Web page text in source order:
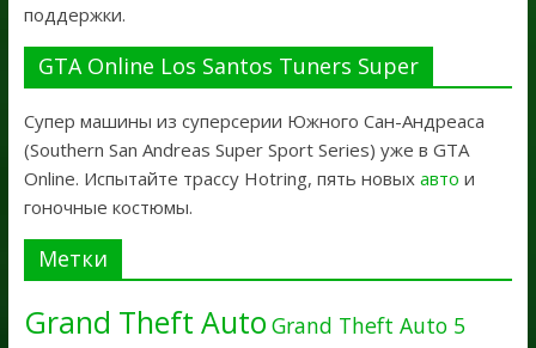
поддержки.
GTA Online Los Santos Tuners Super
Супер машины из суперсерии Южного Сан-Андреаса
(Southern San Andreas Super Sport Series) уже в GTA
Online. Испытайте трассу Hotring, пять новых авто и
гоночные костюмы.
Метки
Grand Theft Auto Grand Theft Auto 5